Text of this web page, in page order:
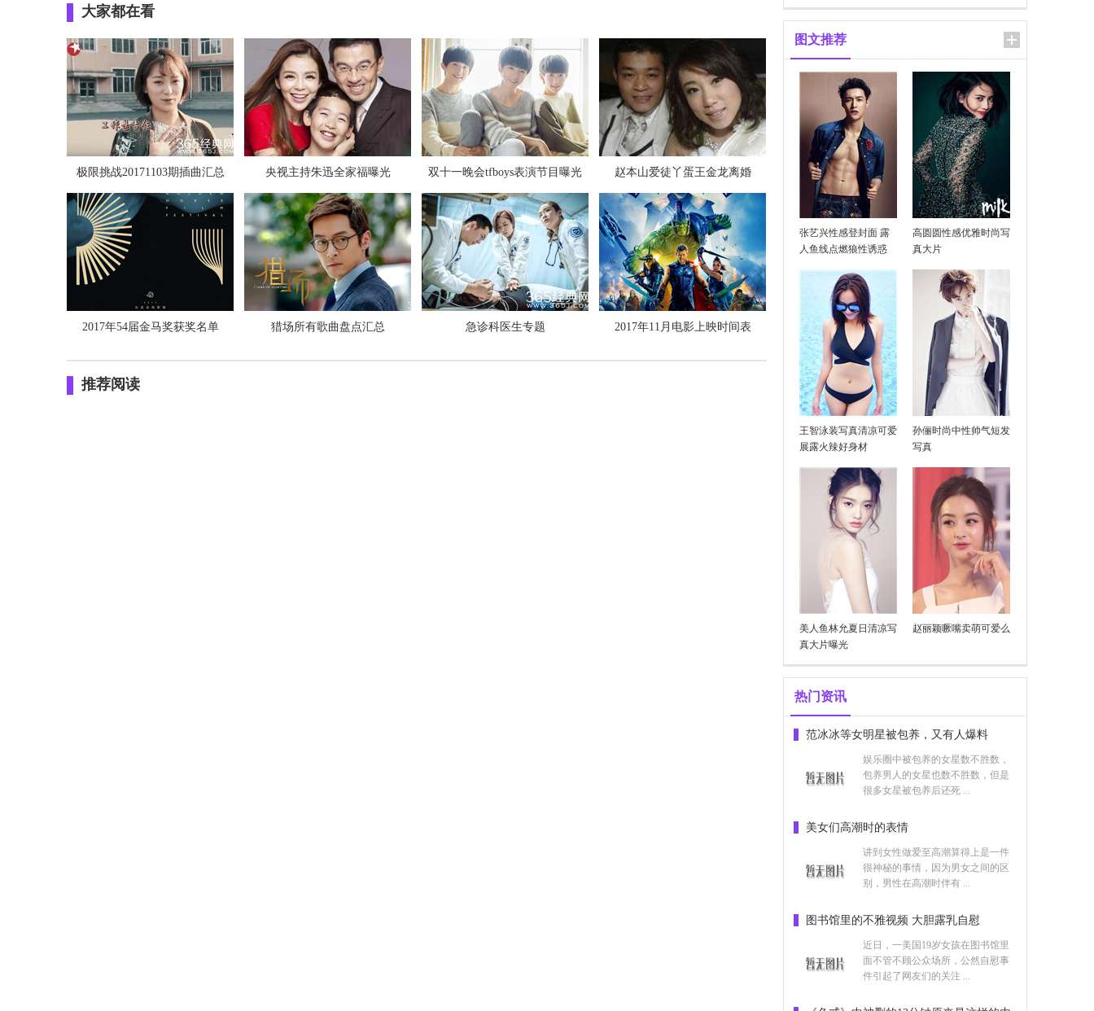
张碧晨对狗仔爆粗口是真是假
极限挑战第三季第九期插曲背景音乐整理
大家都在看
极限挑战20171103期插曲汇总 央视主持朱迅全家福曝光 双十一晚会tfboys表演节目曝光 赵本山爱徒丫蛋王金龙离婚
2017年54届金马奖获奖名单 猎场所有歌曲盘点汇总 急诊科医生专题 2017年11月电影上映时间表
推荐阅读
图文推荐
张艺兴性感登封面 露
人鱼线点燃狼性诱惑
高圆圆性感优雅时尚写
真大片
王智泳装写真清凉可爱
展露火辣好身材
孙俪时尚中性帅气短发
写真
美人鱼林允夏日清凉写
真大片曝光
赵丽颖噘嘴卖萌可爱么
热门资讯
范冰冰等女明星被包养，又有人爆料
娱乐圈中被包养的女星数不胜数，
包养男人的女星也数不胜数，但是
很多女星被包养后还死 ...
美女们高潮时的表情
讲到女性做爱至高潮算得上是一件
很神秘的事情，因为男女之间的区
别，男性在高潮时伴有 ...
图书馆里的不雅视频 大胆露乳自慰
近日，一美国19岁女孩在图书馆里
面不管不顾公众场所，公然自慰事
件引起了网友们的关注 ...